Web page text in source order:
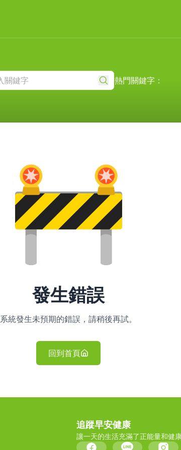
熱門關鍵字：
發生錯誤
系統發生未預期的錯誤，請稍後再試。
回到首頁
追蹤早安健康
讓一天的生活充滿了正能量和健